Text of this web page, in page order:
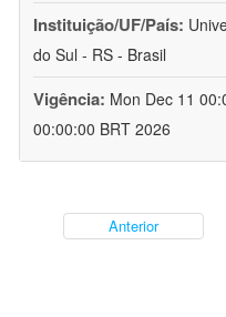
Instituição/UF/País:
do Sul - RS - Brasil
Vigência: Mon Dec 11
00:00:00 BRT 2026
Anterior